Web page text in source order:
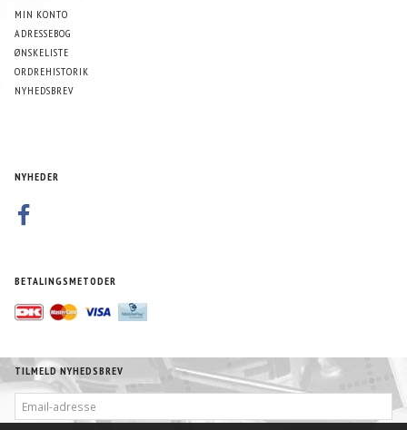
MIN KONTO
ADRESSEBOG
ØNSKELISTE
ORDREHISTORIK
NYHEDSBREV
NYHEDER
BETALINGSMETODER
TILMELD NYHEDSBREV
ADRESSE